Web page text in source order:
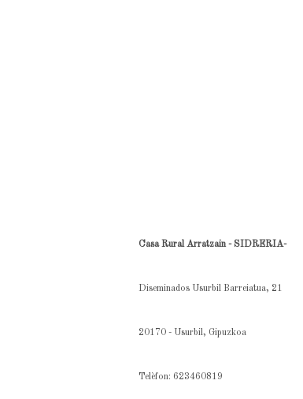
Casa Rural Arratzain - SIDRERIA-
Diseminados Usurbil Barreiatua, 21
20170 - Usurbil, Gipuzkoa
Telèfon: 623460819